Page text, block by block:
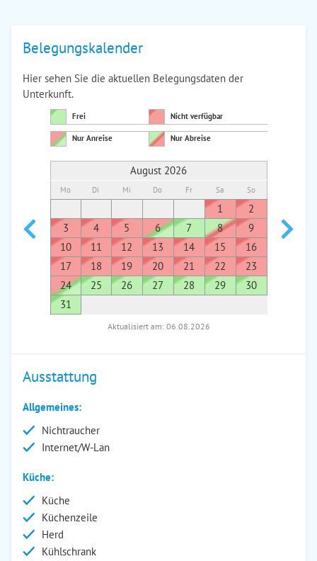
Belegungskalender
Hier sehen Sie die aktuellen Belegungsdaten der
Unterkunft.
Frei Nicht verfügbar
Nur Anreise Nur Abreise
August 2026
Mo Di Mi Do Fr Sa So
1
2
3
4 5 6 7 8
9
10
11 12 13 14 15
16
17
18 19 20 21 22
23
24
25 26 27 28 29
30
31
7
Aktualisiert am: 06.08.2026
Ausstattung
Allgemeines:
Nichtraucher
Internet/W-Lan
Küche:
Küche
Küchenzeile
Herd
Kühlschrank